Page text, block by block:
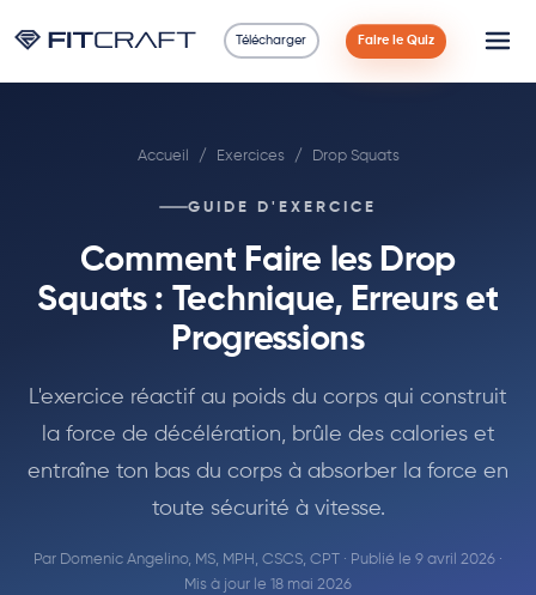
Télécharger Faire le Quiz
90 Jours
Accueil / Exercices / Drop Squats
GUIDE D'EXERCICE
Comment Faire les Drop
Squats : Technique, Erreurs et
Progressions
L'exercice réactif au poids du corps qui construit
la force de décélération, brûle des calories et
entraîne ton bas du corps à absorber la force en
toute sécurité à vitesse.
Par Domenic Angelino, MS, MPH, CSCS, CPT · Publié le 9 avril 2026 ·
Mis à jour le 18 mai 2026